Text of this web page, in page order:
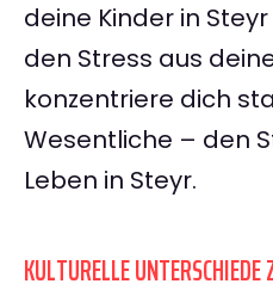
deine Kinder in
den Stress aus
konzentriere dich
Wesentliche – den
Leben in Steyr.
KULTURELLE